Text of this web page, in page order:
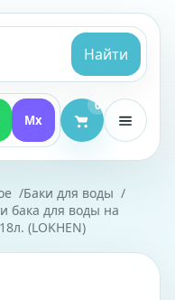
Найти
Mx
0
Баки для воды
бака для воды на
(LOKHEN)